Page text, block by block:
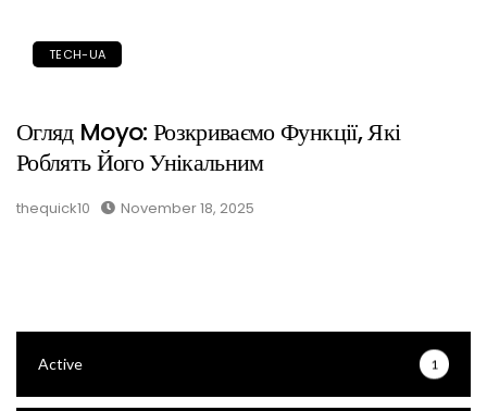
TECH-UA
Огляд Moyo: Розкриваємо Функції, Які
Роблять Його Унікальним
thequick10 November 18, 2025
Active 1